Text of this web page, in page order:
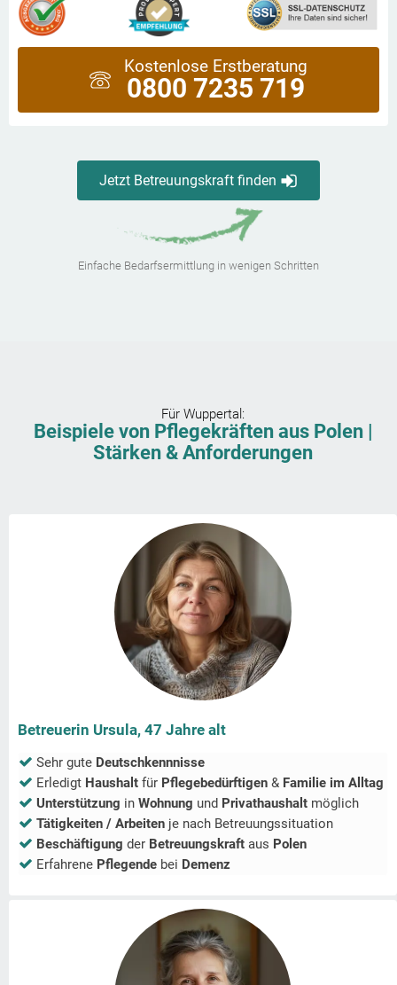
Kostenlose Erstberatung
0800 7235 719
Jetzt Betreuungskraft finden
Einfache Bedarfsermittlung in wenigen Schritten
Für Wuppertal :
Beispiele von Pflegekräften aus Polen |
Stärken & Anforderungen
Betreuerin Ursula, 47 Jahre alt
Sehr gute Deutschkennnisse
Erledigt Haushalt für Pflegebedürftigen & Familie im Alltag
Unterstützung in Wohnung und Privathaushalt möglich
Tätigkeiten / Arbeiten je nach Betreuungssituation
Beschäftigung der Betreuungskraft aus Polen
Erfahrene Pflegende bei Demenz